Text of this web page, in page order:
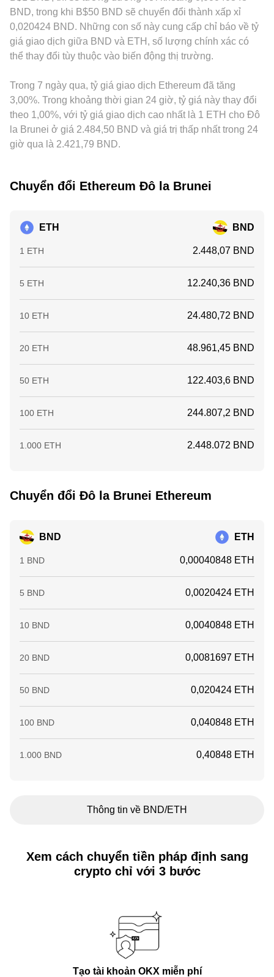
vị thế tập trung theo mức giá cụ thể, và dòng chảy của ví “cá
voi” on-chain có thể tạo biến động ngắn hạn chồng lên các
yếu tố cấu trúc nói trên.
pool sẽ làm trượt giá. Những tín hiệu này, cộng với dữ liệu
sổ lệnh (độ sâu, khối lượng, tốc độ khớp), cùng nhau định
hình ETH/BND conversion rate tại từng thời điểm.
premium/discount cục bộ. Trên nhiều nền tảng, ETH thường
được yết chủ yếu so với USDT; khi đó, basis của USDT so
với các đồng pháp định khác sẽ gián tiếp đi vào cách báo
giá ETH/BND nếu tuyến định giá là ETH/USDT rồi quy đổi
sang BND. Hoạt động arbitrage giữa các sàn đóng vai trò
gian chuyển tài sản, hạn mức rút nạp, và rủi ro biến động,
nên mức chênh có thể tồn tại trong ngắn hạn.
BND, trong khi B$50 BND sẽ chuyển đổi thành xấp xỉ
0,020424 BND. Những con số này cung cấp chỉ báo về tỷ
giá giao dịch giữa BND và ETH, số lượng chính xác có
thể thay đổi tùy thuộc vào biến động thị trường.
Trong 7 ngày qua, tỷ giá giao dịch Ethereum đã tăng
3,00%. Trong khoảng thời gian 24 giờ, tỷ giá này thay đổi
theo 1,00%, với tỷ giá giao dịch cao nhất là 1 ETH cho Đô
la Brunei ở giá 2.484,50 BND và giá trị thấp nhất trong 24
giờ qua là 2.421,79 BND.
Chuyển đổi Ethereum Đô la Brunei
ETH BND
1 ETH 2.448,07 BND
5 ETH 12.240,36 BND
10 ETH 24.480,72 BND
20 ETH 48.961,45 BND
50 ETH 122.403,6 BND
100 ETH 244.807,2 BND
1.000 ETH 2.448.072 BND
Chuyển đổi Đô la Brunei Ethereum
BND ETH
1 BND 0,00040848 ETH
5 BND 0,0020424 ETH
10 BND 0,0040848 ETH
20 BND 0,0081697 ETH
50 BND 0,020424 ETH
100 BND 0,040848 ETH
1.000 BND 0,40848 ETH
Thông tin về BND/ETH
Xem cách chuyển tiền pháp định sang
crypto chỉ với 3 bước
Tạo tài khoản OKX miễn phí